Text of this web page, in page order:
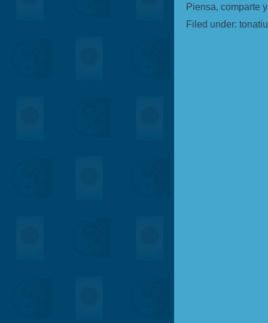
Piensa, comparte
Filed under: